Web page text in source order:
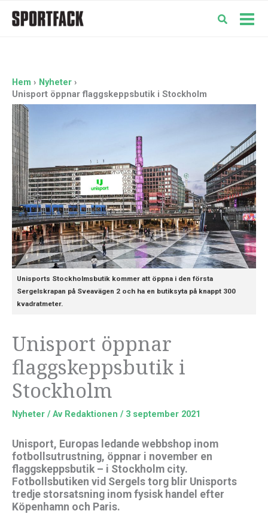
Hem
Nyheter
Unisport öppnar flaggskeppsbutik i Stockholm
Unisports Stockholmsbutik kommer att öppna i den första
Sergelskrapan på Sveavägen 2 och ha en butiksyta på knappt 300
kvadratmeter.
Unisport öppnar
flaggskeppsbutik i
Stockholm
Nyheter / Av Redaktionen / 3 september 2021
Unisport, Europas ledande webbshop inom
fotbollsutrustning, öppnar i november en
flaggskeppsbutik – i Stockholm city.
Fotbollsbutiken vid Sergels torg blir Unisports
tredje storsatsning inom fysisk handel efter
Köpenhamn och Paris.